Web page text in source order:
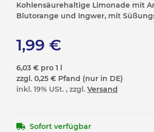
Kohlensäurehaltige Limonade mit
Blutorange und Ingwer, mit
1,99 €
6,03 € pro 1 l
zzgl. 0,25 € Pfand (nur in DE)
inkl. 19% USt. , zzgl. Versand
Sofort verfügbar